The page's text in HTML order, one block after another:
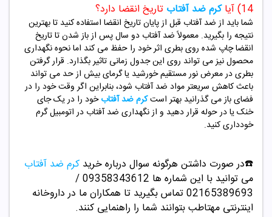
14) آیا کرم ضد آفتاب تاریخ انقضا دارد؟
شما باید از ضد آفتاب قبل از پایان تاریخ انقضا استفاده کنید تا بهترین
نتیجه را بگیرید. معمولاً ضد آفتاب دو سال پس از باز شدن تا تاریخ
انقضا چاپ شده روی بطری اثر خود را حفظ می کند اما نحوه نگهداری
محصول نیز می تواند روی این جدول زمانی تاثیر بگذارد. قرار گرفتن
بطری در معرض نور مستقیم خورشید یا گرمای بیش از حد می تواند
باعث کاهش سریعتر مواد ضد آفتاب شود، بنابراین اگر وقت خود را در
فضای باز می گذرانید بهتر استکرم ضد آفتابخود را در یک جای
خنک یا در حوله قرار دهید و از نگهداری ضد آفتاب در اتومبیل گرم
خودداری کنید.
☎️در صورت داشتن هرگونه سوال درباره خرید کرم ضد آفتاب
می توانید با این شماره ها 09358343612 /
02165389693تماس بگیرید تا همکاران ما در داروخانه
اینترنتی مهتاطب بتوانند شما را راهنمایی کنند.